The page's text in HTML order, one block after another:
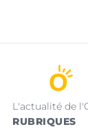
L'actualité de
RUBRIQUES